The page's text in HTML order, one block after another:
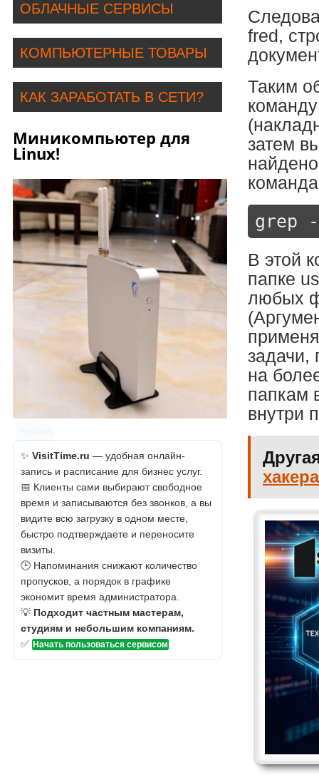
fred,
Таким
затем
grep
В этой
папке
любых
задачи,
на
папкам
внутри
ОБЛАЧНЫЕ СЕРВИСЫ
КОМПЬЮТЕРНЫЕ ТОВАРЫ
КАК ЗАРАБОТАТЬ В СЕТИ?
Миникомпьютер для
Linux!
✨ VisitTime.ru — удобная онлайн-
запись и расписание для бизнес услуг.
📅 Клиенты сами выбирают свободное
время и записываются без звонков, а вы
видите всю загрузку в одном месте,
быстро подтверждаете и переносите
визиты.
🕒 Напоминания снижают количество
пропусков, а порядок в графике
экономит время администратора.
💡 Подходит частным мастерам,
студиям и небольшим компаниям.
✅ Начать пользоваться сервисом